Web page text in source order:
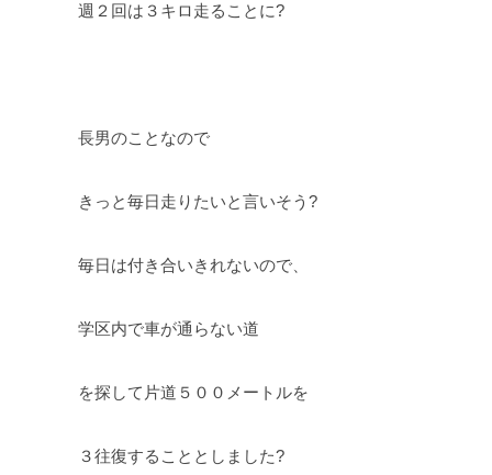
週２回は３キロ走ることに?
長男のことなので
きっと毎日走りたいと言いそう?
毎日は付き合いきれないので、
学区内で車が通らない道
を探して片道５００メートルを
３往復することとしました?